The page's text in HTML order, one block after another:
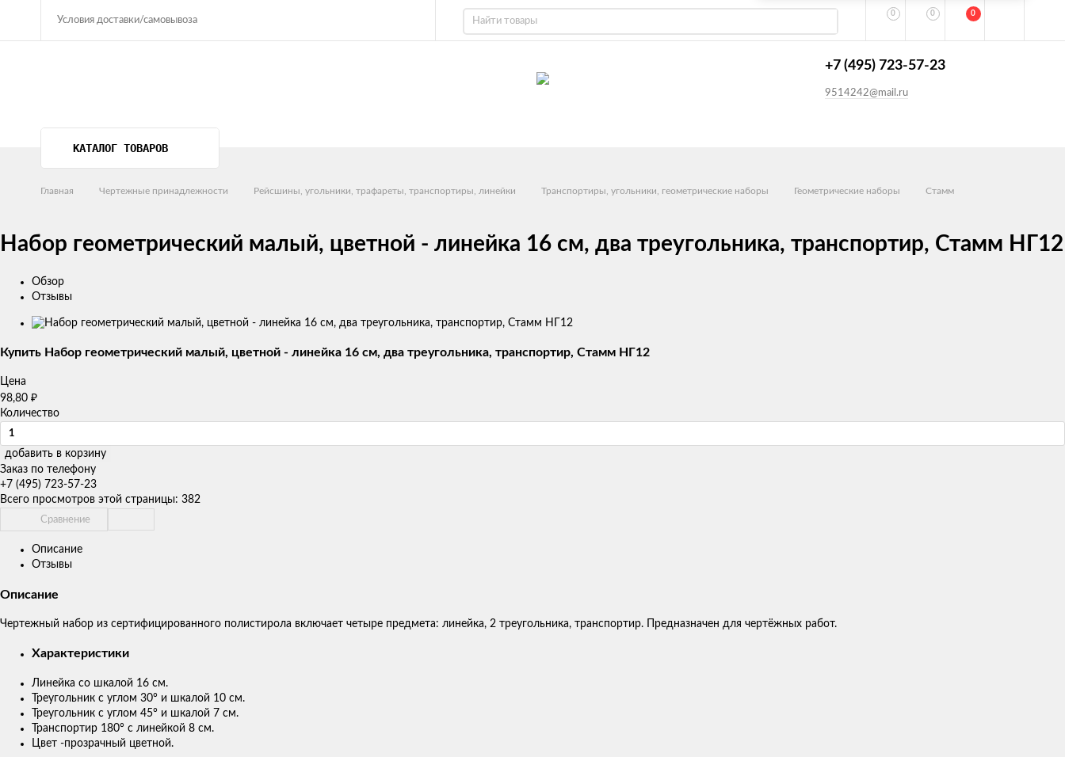
Условия доставки/самовывоза
0 0 0
+7 (495) 723-57-23
9514242@mail.ru
КАТАЛОГ ТОВАРОВ
Главная Чертежные принадлежности Рейсшины, угольники, трафареты, транспортиры, линейки Транспортиры, угольники, геометрические наборы Геометрические наборы Стамм
Набор геометрический малый, цветной - линейка 16 см, два треугольника, транспортир, Стамм НГ12
Обзор
Отзывы
Изображения
товаров
Купить Набор геометрический малый, цветной - линейка 16 см, два треугольника, транспортир, Стамм НГ12
Цена
98,80 ₽
Количество
добавить в корзину
Заказ по телефону
+7 (495) 723-57-23
Всего просмотров этой страницы: 382
Сравнение
Описание
Отзывы
Описание
Чертежный набор из сертифицированного полистирола включает четыре предмета: линейка, 2 треугольника, транспортир. Предназначен для чертёжных работ.
Характеристики
Линейка со шкалой 16 см.
Треугольник с углом 30° и шкалой 10 см.
Треугольник с углом 45° и шкалой 7 см.
Транспортир 180° с линейкой 8 см.
Цвет -прозрачный цветной.